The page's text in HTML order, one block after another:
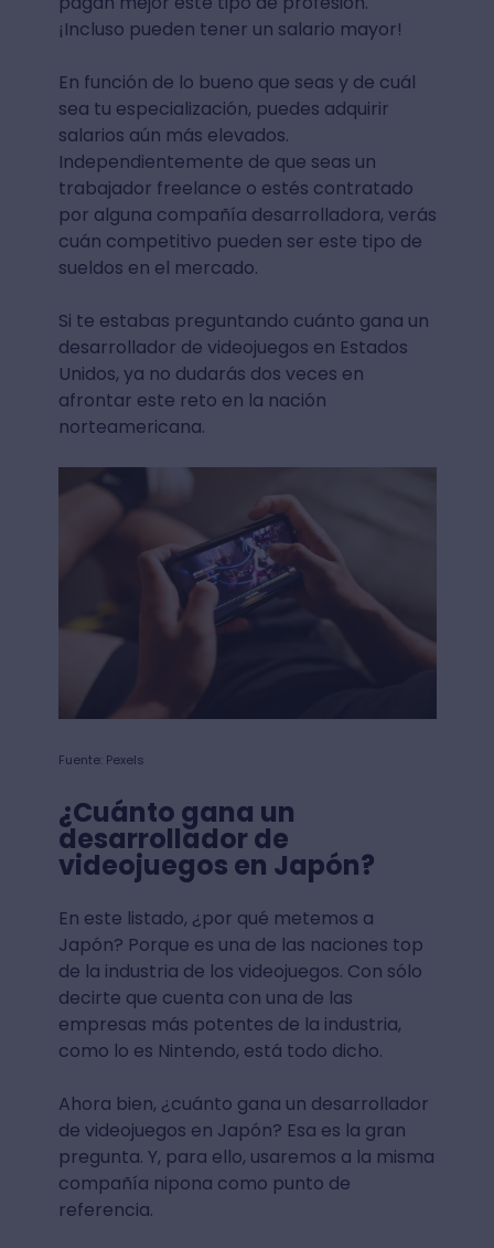
¡Incluso pueden tener un salario mayor!
En función de lo bueno que seas y de cuál
sea tu especialización, puedes adquirir
salarios aún más elevados.
Independientemente de que seas un
trabajador freelance o estés contratado
por alguna compañía desarrolladora, verás
cuán competitivo pueden ser este tipo de
sueldos en el mercado.
Si te estabas preguntando cuánto gana un
desarrollador de videojuegos en Estados
Unidos, ya no dudarás dos veces en
afrontar este reto en la nación
norteamericana.
Fuente: Pexels
¿Cuánto gana un
desarrollador de
videojuegos en Japón?
En este listado, ¿por qué metemos a
Japón? Porque es una de las naciones top
de la industria de los videojuegos. Con sólo
decirte que cuenta con una de las
empresas más potentes de la industria,
como lo es Nintendo, está todo dicho.
Ahora bien, ¿cuánto gana un desarrollador
de videojuegos en Japón? Esa es la gran
pregunta. Y, para ello, usaremos a la misma
compañía nipona como punto de
referencia.